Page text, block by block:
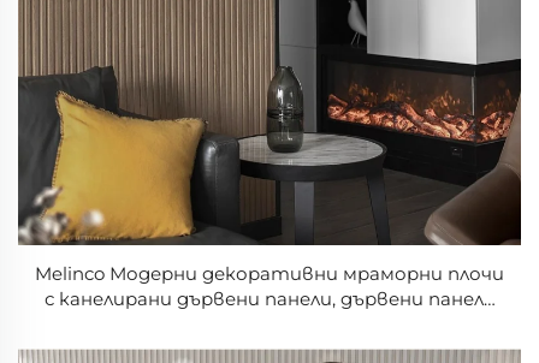
Melinco Модерни декоративни мраморни плочи
с канелирани дървени панели, дървени панели
водонепропускливи PVC панели за стени